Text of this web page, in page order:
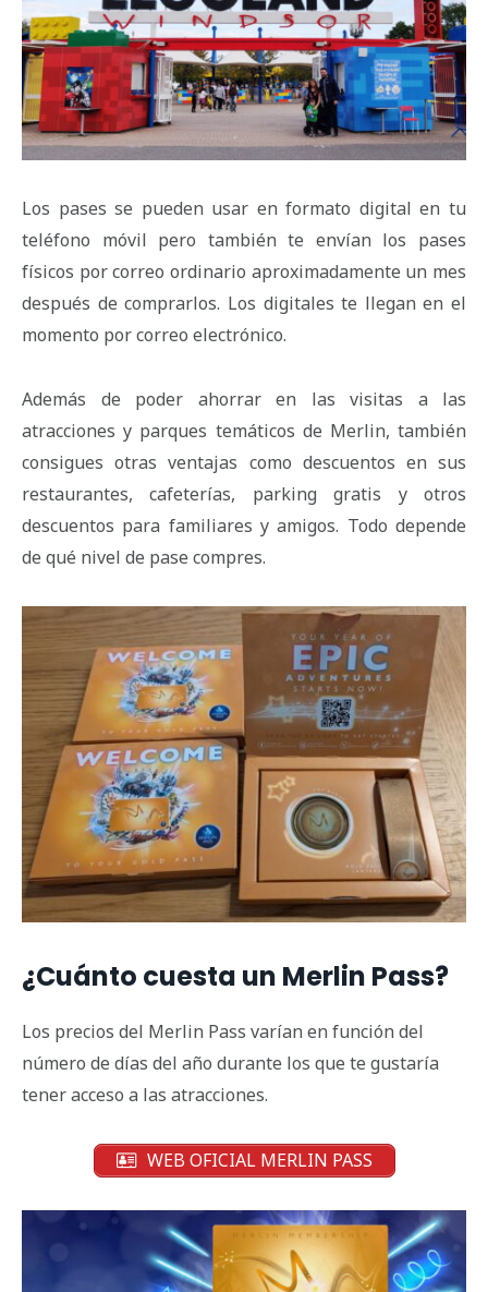
Los pases se pueden usar en formato digital en tu
teléfono móvil pero también te envían los pases
físicos por correo ordinario aproximadamente un mes
después de comprarlos. Los digitales te llegan en el
momento por correo electrónico.
Además de poder ahorrar en las visitas a las
atracciones y parques temáticos de Merlin, también
consigues otras ventajas como descuentos en sus
restaurantes, cafeterías, parking gratis y otros
descuentos para familiares y amigos. Todo depende
de qué nivel de pase compres.
¿Cuánto cuesta un Merlin Pass?
Los precios del Merlin Pass varían en función del
número de días del año durante los que te gustaría
tener acceso a las atracciones.
WEB OFICIAL MERLIN PASS